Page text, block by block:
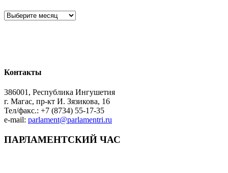
Архив
Контакты
386001, Республика Ингушетия
г. Магас, пр-кт И. Зязикова, 16
Тел/факс.: +7 (8734) 55-17-35
e-mail: parlament@parlamentri.ru
ПАРЛАМЕНТСКИЙ ЧАС